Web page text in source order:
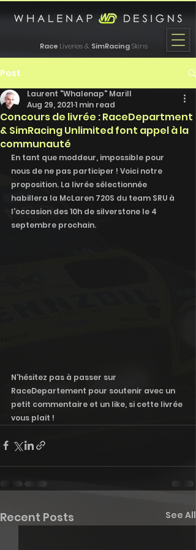
Race Liveries & SimRacingSkins
Post
Concours de livrée : RaceDepartment
& SimRacing Unlimited font appel à la
communauté
Laurent "Whalenap" Marill
Aug 29, 20211 min read
En tant que moddeur, impossible pour
nous de ne pas participer ! Voici notre
proposition. La livrée sélectionnée
habillera la McLaren 720S du team SRU à
l'occasion des 10h de silverstone le 4
septembre prochain.
N'hésitez pas à passer sur
RaceDepartement pour soutenir avec un
petit commentaire et un like, si cette livrée
vous plait !
Recent Posts See All